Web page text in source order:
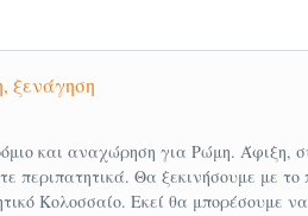
Πατριαρχείο της Ρώμης,
Ιταλία και αποτελεί
ξενάγηση
και αναχώρηση για Ρώμη. Άφιξη,
περιπατητικά. Θα ξεκινήσουμε με το
Κολοσσαίο. Εκεί θα